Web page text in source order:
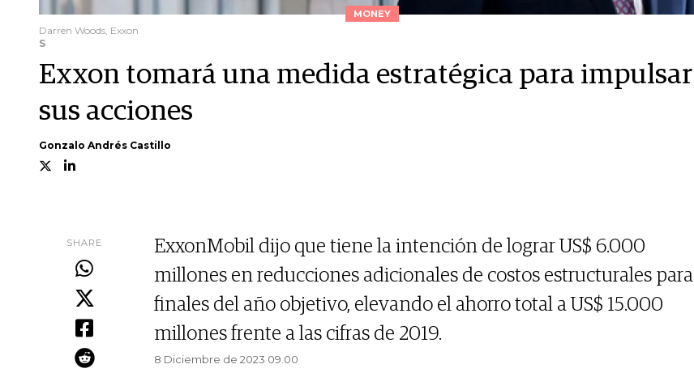
MONEY
Darren Woods, Exxon
S
Exxon tomará una medida estratégica para impulsar
sus acciones
Gonzalo Andrés Castillo
SHARE
ExxonMobil dijo que tiene la intención de lograr US$ 6.000
millones en reducciones adicionales de costos estructurales para
finales del año objetivo, elevando el ahorro total a US$ 15.000
millones frente a las cifras de 2019.
8 Diciembre de 2023 09.00